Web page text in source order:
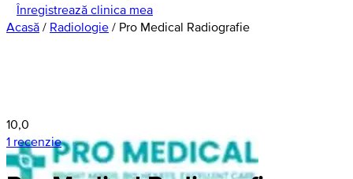
Înregistrează clinica mea
Acasă / Radiologie / Pro Medical Radiografie
10,0
1 recenzie